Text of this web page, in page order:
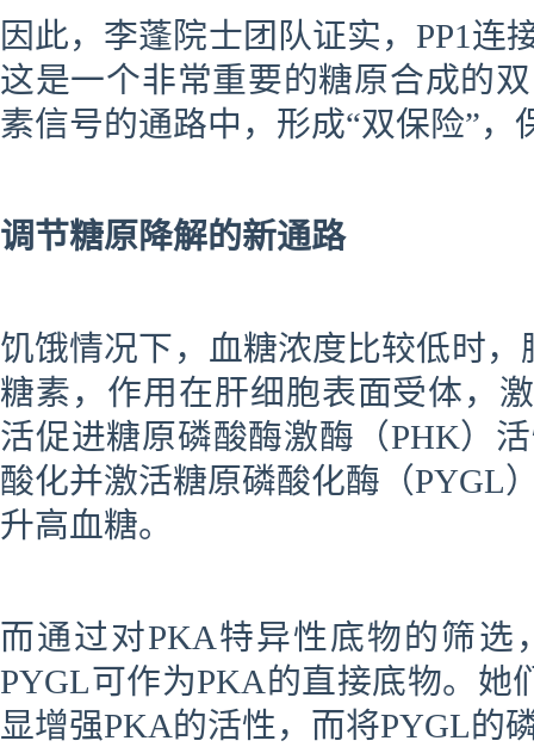
因此，李蓬院士团队证实，PP1连
这是一个非常重要的糖原合成的
素信号的通路中，形成“双保险”，
调节糖原降解的新通路
饥饿情况下，血糖浓度比较低时
糖素，作用在肝细胞表面受体，
活促进糖原磷酸酶激酶（PHK）
酸化并激活糖原磷酸化酶（PYGL
升高血糖。
而通过对PKA特异性底物的筛选
PYGL可作为PKA的直接底物。她
显增强PKA的活性，而将PYGL的